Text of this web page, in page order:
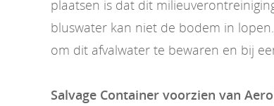
plaatsen is dat dit
bluswater kan niet de bodem in
om dit afvalwater te bewaren en bij
Salvage Container voorzien van